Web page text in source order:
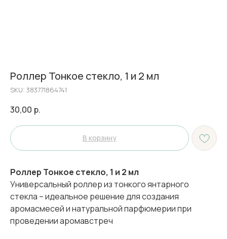
Роллер Тонкое стекло, 1 и 2 мл
SKU: 383771864741
30,00 р.
В корзину
Роллер Тонкое стекло, 1 и 2 мл
Универсальный роллер из тонкого янтарного
стекла – идеальное решение для создания
аромасмесей и натуральной парфюмерии при
проведении аромавстреч